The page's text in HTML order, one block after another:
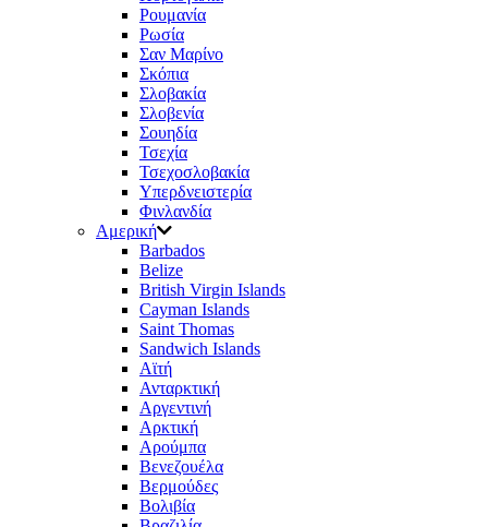
Ρουμανία
Ρωσία
Σαν Μαρίνο
Σκόπια
Σλοβακία
Σλοβενία
Σουηδία
Τσεχία
Τσεχοσλοβακία
Υπερδνειστερία
Φινλανδία
Αμερική
Barbados
Belize
British Virgin Islands
Cayman Islands
Saint Thomas
Sandwich Islands
Αϊτή
Ανταρκτική
Αργεντινή
Αρκτική
Αρούμπα
Βενεζουέλα
Βερμούδες
Βολιβία